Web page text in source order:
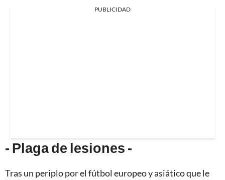
PUBLICIDAD
- Plaga de lesiones -
Tras un periplo por el fútbol europeo y asiático que le